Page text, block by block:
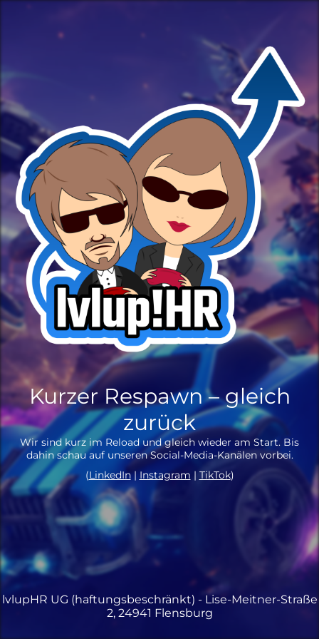
Kurzer Respawn – gleich
zurück
Wir sind kurz im Reload und gleich wieder am Start. Bis
dahin schau auf unseren Social-Media-Kanälen vorbei.
(LinkedIn|Instagram | TikTok)
lvlupHR UG (haftungsbeschränkt) - Lise-Meitner-Straße
2, 24941 Flensburg